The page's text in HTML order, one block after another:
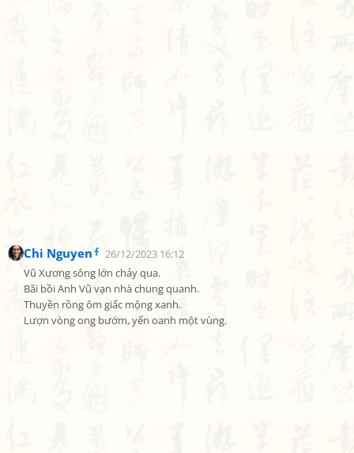
Chi Nguyen
26/12/2023 16:12
Vũ Xương sông lớn chảy qua.
Bãi bồi Anh Vũ vạn nhà chung quanh.
Thuyền rồng ôm giấc mộng xanh.
Lượn vòng ong bướm, yến oanh một vùng.